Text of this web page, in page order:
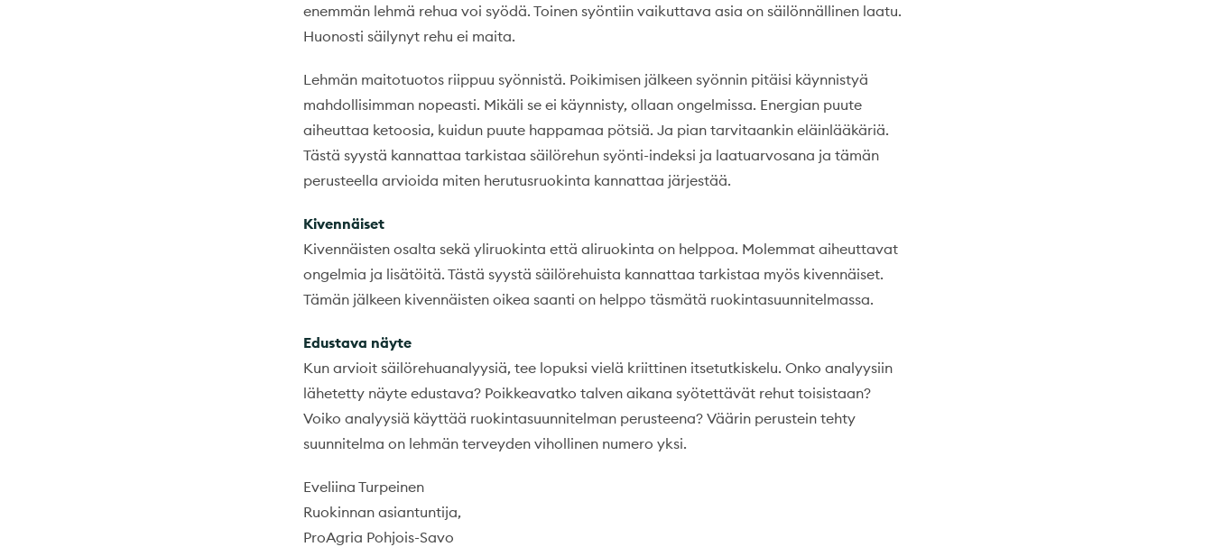
enemmän lehmä rehua voi syödä. Toinen syöntiin vaikuttava asia on säilönnällinen laatu.
Huonosti säilynyt rehu ei maita.
Lehmän maitotuotos riippuu syönnistä. Poikimisen jälkeen syönnin pitäisi käynnistyä
mahdollisimman nopeasti. Mikäli se ei käynnisty, ollaan ongelmissa. Energian puute
aiheuttaa ketoosia, kuidun puute happamaa pötsiä. Ja pian tarvitaankin eläinlääkäriä.
Tästä syystä kannattaa tarkistaa säilörehun syönti-indeksi ja laatuarvosana ja tämän
perusteella arvioida miten herutusruokinta kannattaa järjestää.
Kivennäiset
Kivennäisten osalta sekä yliruokinta että aliruokinta on helppoa. Molemmat aiheuttavat
ongelmia ja lisätöitä. Tästä syystä säilörehuista kannattaa tarkistaa myös kivennäiset.
Tämän jälkeen kivennäisten oikea saanti on helppo täsmätä ruokintasuunnitelmassa.
Edustava näyte
Kun arvioit säilörehuanalyysiä, tee lopuksi vielä kriittinen itsetutkiskelu. Onko analyysiin
lähetetty näyte edustava? Poikkeavatko talven aikana syötettävät rehut toisistaan?
Voiko analyysiä käyttää ruokintasuunnitelman perusteena? Väärin perustein tehty
suunnitelma on lehmän terveyden vihollinen numero yksi.
Eveliina Turpeinen
Ruokinnan asiantuntija,
ProAgria Pohjois-Savo